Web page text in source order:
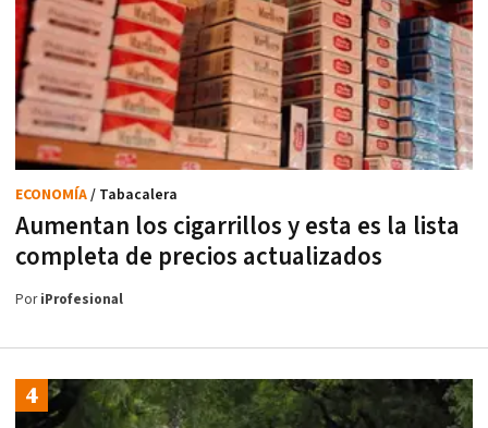
Aumentan los cigarrillos y esta es la lista
completa de precios actualizados
ECONOMÍA/ Tabacalera
PoriProfesional